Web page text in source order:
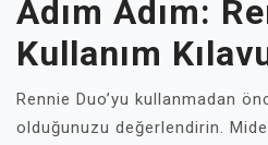
Adım Adım:
Kullanım
Rennie Duo’yu kullanmadan
olduğunuzu değerlendirin. Mide